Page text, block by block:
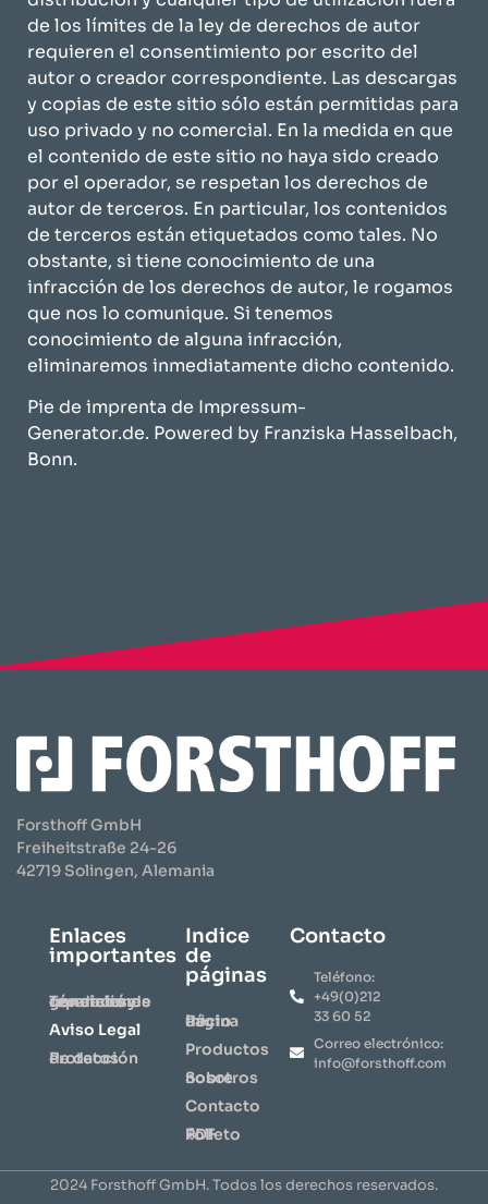
de los límites de la ley de derechos de autor
requieren el consentimiento por escrito del
autor o creador correspondiente. Las descargas
y copias de este sitio sólo están permitidas para
uso privado y no comercial. En la medida en que
el contenido de este sitio no haya sido creado
por el operador, se respetan los derechos de
autor de terceros. En particular, los contenidos
de terceros están etiquetados como tales. No
obstante, si tiene conocimiento de una
infracción de los derechos de autor, le rogamos
que nos lo comunique. Si tenemos
conocimiento de alguna infracción,
eliminaremos inmediatamente dicho contenido.
Pie de imprenta de Impressum-
Generator.de. Powered by Franziska Hasselbach,
Bonn.
Forsthoff GmbH
Freiheitstraße 24-26
42719 Solingen, Alemania
Enlaces
importantes
Términos y condiciones generales de reparación
Aviso Legal
Protección de datos
Indice
de
páginas
Página de inicio
​Productos​
Sobre nosotros
Contacto
⇩ Folleto PDF
Contacto
Teléfono:
+49(0)212
33 60 52
Correo electrónico:
info@forsthoff.com
2024 Forsthoff GmbH. Todos los derechos reservados.